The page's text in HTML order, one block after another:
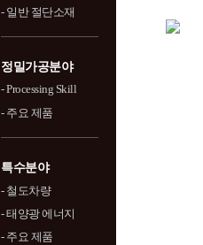
- 일반 절단소재
정밀가공분야
- Processing Skill
- 주요 제품
특수분야
- 철도차량
- 태양광 에너지
- 주요 제품